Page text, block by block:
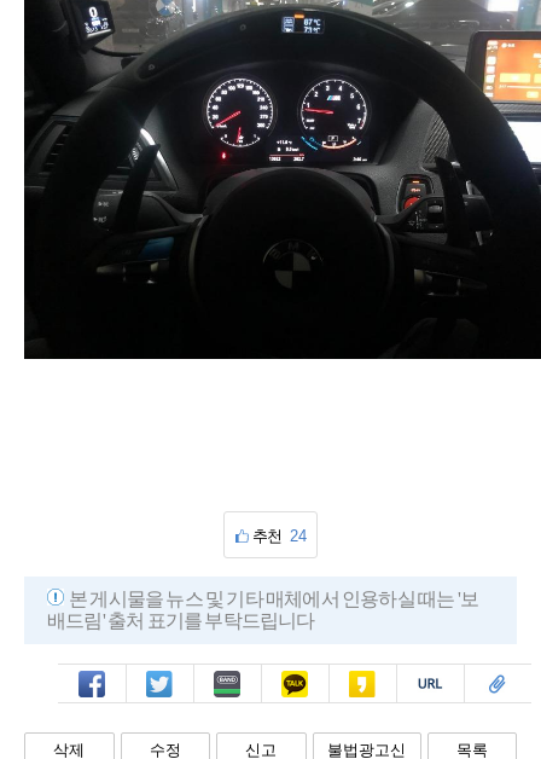
추천 24
본 게시물을 뉴스 및 기타 매체에서 인용하실 때는 '보
배드림' 출처 표기를 부탁드립니다
페북 트윗 밴드 카톡 카스 복사 스크랩
삭제 수정 신고
불법광고신
목록